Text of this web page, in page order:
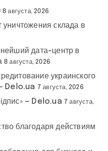
8 августа, 2026
склада в
дата-центр в
8 августа, 2026
украинского
Delo.ua 7 августа, 2026
— Delo.ua 7 августа,
благодаря действиям